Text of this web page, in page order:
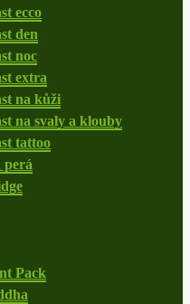
ecco
den
noc
extra
na kůži
na svaly a klouby
tattoo
perá
Pack